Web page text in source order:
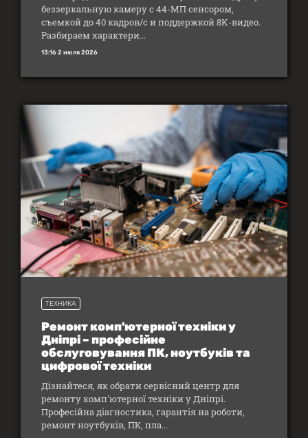
беззеркальную камеру с 44-МП сенсором,
съемкой до 40 кадров/с и поддержкой 8K-видео.
Разбираем характери...
13:16 2 июля 2026
ТЕХНИКА
Ремонт комп'ютерної техніки у
Дніпрі – професійне
обслуговування ПК, ноутбуків та
цифрової техніки
Дізнайтеся, як обрати сервісний центр для
ремонту комп'ютерної техніки у Дніпрі.
Професійна діагностика, гарантія на роботи,
ремонт ноутбуків, ПК, пла...